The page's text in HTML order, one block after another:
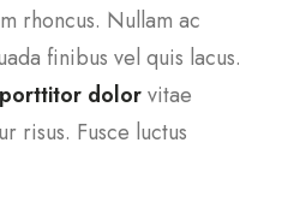
rhoncus. Nullam ac
finibus vel quis lacus.
porttitor dolorvitae
risus. Fusce luctus